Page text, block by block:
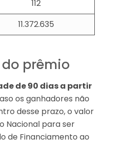
112
11.372.635
prêmio
de 90 dias a partir
os ganhadores não
desse prazo, o valor
Nacional para ser
de Financiamento ao